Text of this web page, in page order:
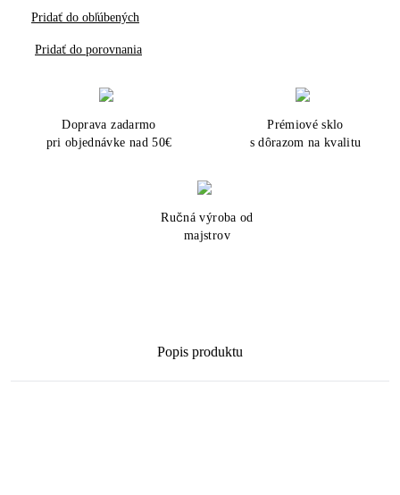
Pridať do obľúbených
Pridať do porovnania
Doprava zadarmo
pri objednávke nad 50€
Prémiové sklo
s dôrazom na kvalitu
Ručná výroba od
majstrov
Popis produktu